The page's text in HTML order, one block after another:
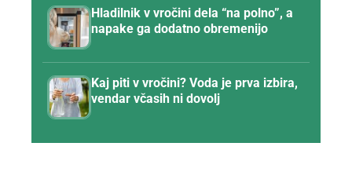
Hladilnik v vročini dela “na polno”, a
napake ga dodatno obremenijo
Kaj piti v vročini? Voda je prva izbira,
vendar včasih ni dovolj